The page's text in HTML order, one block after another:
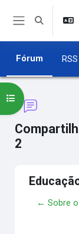
Ir para o conteúdo
Alternar
Fórum
2
Abrir índice do
← Sobre